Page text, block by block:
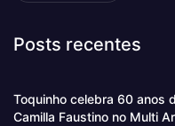
Posts recentes
Toquinho celebra 60 anos
Camilla Faustino no Multi